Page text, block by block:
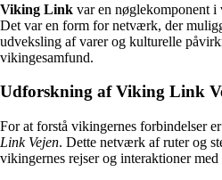
Viking Link var en nøglekomponent i
Det var en form for netværk, der
udveksling af varer og kulturelle
vikingesamfund.
Udforskning af Viking Link
For at forstå vikingernes forbindelser
Link Vejen. Dette netværk af ruter og
vikingernes rejser og interaktioner med